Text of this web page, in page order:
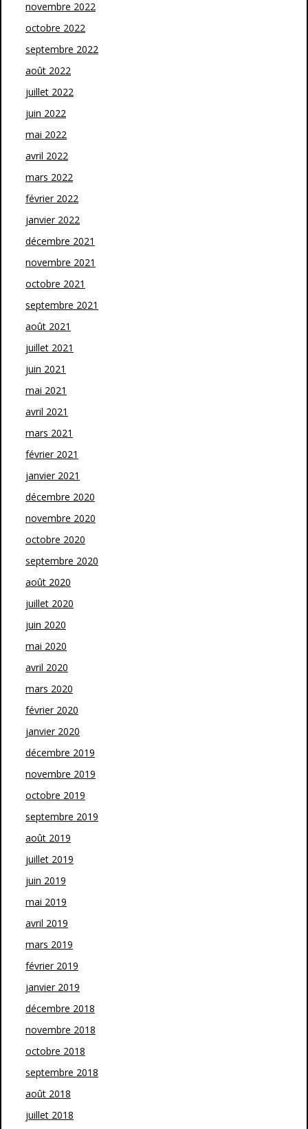
novembre 2022
octobre 2022
septembre 2022
août 2022
juillet 2022
juin 2022
mai 2022
avril 2022
mars 2022
février 2022
janvier 2022
décembre 2021
novembre 2021
octobre 2021
septembre 2021
août 2021
juillet 2021
juin 2021
mai 2021
avril 2021
mars 2021
février 2021
janvier 2021
décembre 2020
novembre 2020
octobre 2020
septembre 2020
août 2020
juillet 2020
juin 2020
mai 2020
avril 2020
mars 2020
février 2020
janvier 2020
décembre 2019
novembre 2019
octobre 2019
septembre 2019
août 2019
juillet 2019
juin 2019
mai 2019
avril 2019
mars 2019
février 2019
janvier 2019
décembre 2018
novembre 2018
octobre 2018
septembre 2018
août 2018
juillet 2018